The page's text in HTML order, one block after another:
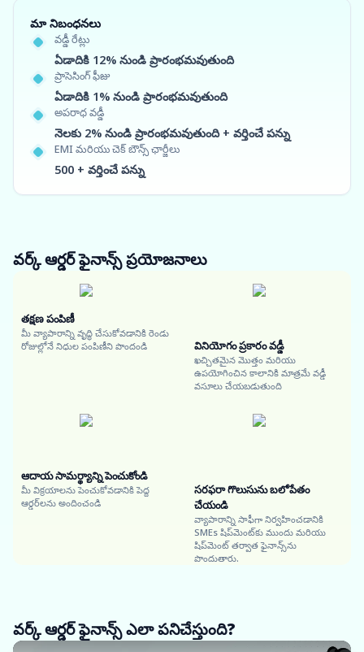
మా నిబంధనలు
వడ్డీ రేట్లు
ఏడాదికి 12% నుండి ప్రారంభమవుతుంది
ప్రాసెసింగ్ ఫీజు
ఏడాదికి 1% నుండి ప్రారంభమవుతుంది
అపరాధ వడ్డీ
నెలకు 2% నుండి ప్రారంభమవుతుంది + వర్తించే పన్ను
EMI మరియు చెక్ బౌన్స్ ఛార్జీలు
500 + వర్తించే పన్ను
వర్క్ ఆర్డర్ ఫైనాన్స్ప్రయోజనాలు
తక్షణ పంపిణీ
మీ వ్యాపారాన్ని వృద్ధి చేసుకోవడానికి రెండు
రోజుల్లోనే నిధుల పంపిణీని పొందండి
వినియోగం ప్రకారం వడ్డీ
ఖచ్చితమైన మొత్తం మరియు
ఉపయోగించిన కాలానికి మాత్రమే వడ్డీ
వసూలు చేయబడుతుంది
ఆదాయ సామర్థ్యాన్ని పెంచుకోండి
మీ విక్రయాలను పెంచుకోవడానికి పెద్ద
ఆర్డర్‌లను అందించండి
సరఫరా గొలుసును బలోపేతం
చేయండి
వ్యాపారాన్ని సాఫీగా నిర్వహించడానికి
SMEs షిప్‌మెంట్‌కు ముందు మరియు
షిప్‌మెంట్ తర్వాత ఫైనాన్స్‌ను
పొందుతారు.
వర్క్ ఆర్డర్ ఫైనాన్స్ ఎలా పనిచేస్తుంది?